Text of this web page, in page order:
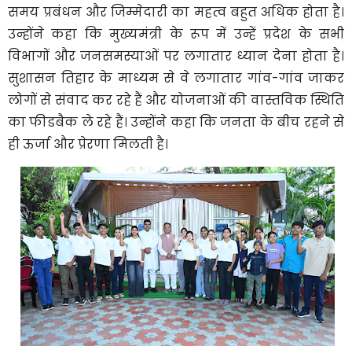
समय प्रबंधन और जिम्मेदारी का महत्व बहुत अधिक होता है।
उन्होंने कहा कि मुख्यमंत्री के रूप में उन्हें प्रदेश के सभी
विभागों और जनसमस्याओं पर लगातार ध्यान देना होता है।
सुशासन तिहार के माध्यम से वे लगातार गांव-गांव जाकर
लोगों से संवाद कर रहे हैं और योजनाओं की वास्तविक स्थिति
का फीडबैक ले रहे हैं। उन्होंने कहा कि जनता के बीच रहने से
ही ऊर्जा और प्रेरणा मिलती है।